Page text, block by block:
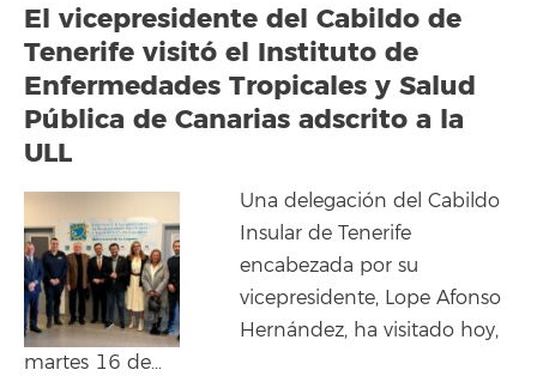
El vicepresidente del Cabildo de
Tenerife visitó el Instituto de
Enfermedades Tropicales y Salud
Pública de Canarias adscrito a la
ULL
Una delegación del Cabildo
Insular de Tenerife
encabezada por su
vicepresidente, Lope Afonso
Hernández, ha visitado hoy,
martes 16 de…